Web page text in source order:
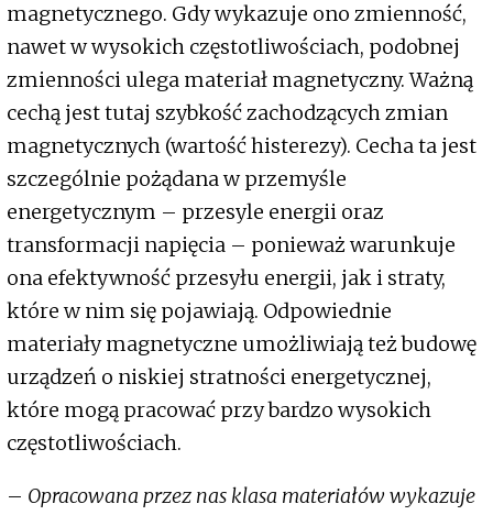
magnetycznego. Gdy wykazuje ono zmienność,
nawet w wysokich częstotliwościach, podobnej
zmienności ulega materiał magnetyczny. Ważną
cechą jest tutaj szybkość zachodzących zmian
magnetycznych (wartość histerezy). Cecha ta jest
szczególnie pożądana w przemyśle
energetycznym – przesyle energii oraz
transformacji napięcia – ponieważ warunkuje
ona efektywność przesyłu energii, jak i straty,
które w nim się pojawiają. Odpowiednie
materiały magnetyczne umożliwiają też budowę
urządzeń o niskiej stratności energetycznej,
które mogą pracować przy bardzo wysokich
częstotliwościach.
– Opracowana przez nas klasa materiałów wykazuje